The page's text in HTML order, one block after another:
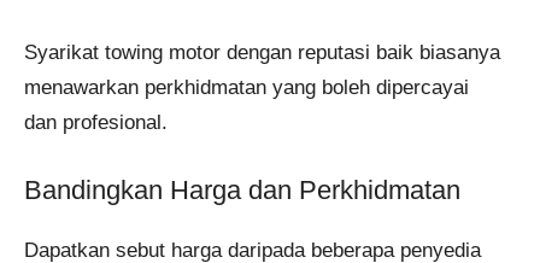
Syarikat towing motor dengan reputasi baik biasanya
menawarkan perkhidmatan yang boleh dipercayai
dan profesional.
Bandingkan Harga dan Perkhidmatan
Dapatkan sebut harga daripada beberapa penyedia